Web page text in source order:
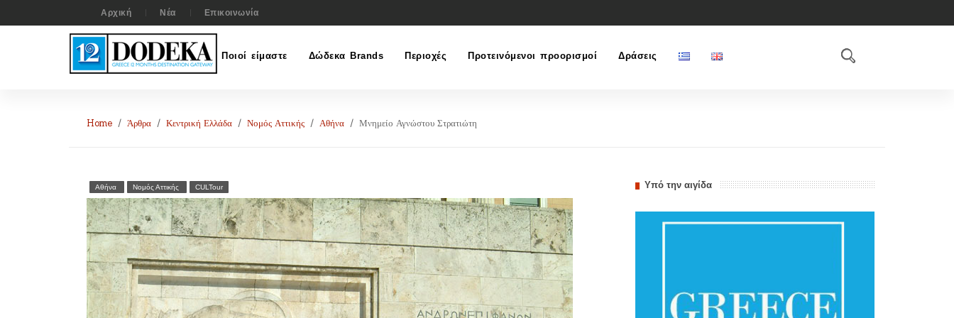
Αρχική Νέα Επικοινωνία
Ποιοί είμαστε Δώδεκα Brands Περιοχές Προτεινόμενοι προορισμοί Δράσεις
Home Άρθρα Κεντρική Ελλάδα Νομός Αττικής Αθήνα Μνημείο Αγνώστου Στρατιώτη
Αθήνα Νομός Αττικής CULTour Υπό την αιγίδα